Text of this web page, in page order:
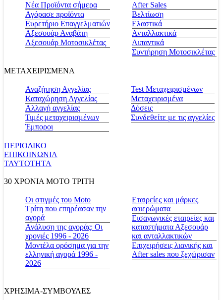
Νέα Προϊόντα σήμερα
Αγόρασε προϊόντα
Ευρετήριο Επαγγελματιών
Αξεσουάρ Αναβάτη
Αξεσουάρ Μοτοσικλέτας
Αfter Sales
Βελτίωση
Ελαστικά
Ανταλλακτικά
Λιπαντικά
Συντήρηση Μοτοσικλέτας
ΜΕΤΑΧΕΙΡΙΣΜΕΝΑ
Αναζήτηση Αγγελίας
Καταχώρηση Αγγελίας
Αλλαγή αγγελίας
Τιμές μεταχειρισμένων
Έμποροι
Test Μεταχειρισμένων
Μεταχειρισμένα
Δόσεις
Συνδεθείτε με τις αγγελίες
ΠΕΡΙΟΔΙΚΟ
ΕΠΙΚΟΙΝΩΝΙΑ
ΤΑΥΤΟΤΗΤΑ
30 ΧΡΟΝΙΑ MOTO ΤΡΙΤΗ
Οι στιγμές του Moto
Τρίτη που επηρέασαν την
αγορά
Ανάλυση της αγοράς: Οι
χρονιές 1996 - 2026
Μοντέλα ορόσημα για την
ελληνική αγορά 1996 -
2026
Εταιρείες και μάρκες
αφιερώματα
Εισαγωγικές εταιρείες και
καταστήματα Αξεσουάρ
και ανταλλακτικών
Επιχειρήσεις λιανικής και
After sales που ξεχώρισαν
ΧΡΗΣΙΜΑ-ΣΥΜΒΟΥΛΕΣ